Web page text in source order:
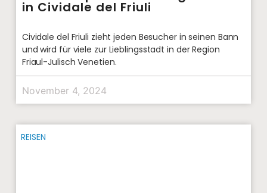
in Cividale del Friuli
Cividale del Friuli zieht jeden Besucher in seinen Bann
und wird für viele zur Lieblingsstadt in der Region
Friaul-Julisch Venetien.
November 4, 2024
REISEN